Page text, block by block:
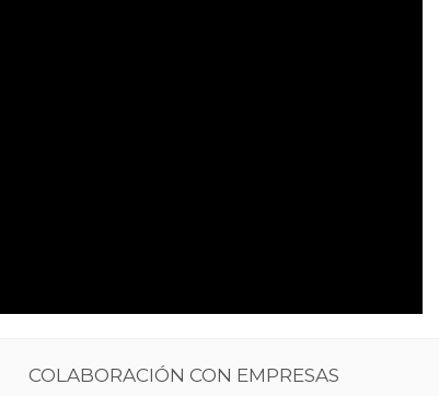
COLABORACIÓN CON EMPRESAS